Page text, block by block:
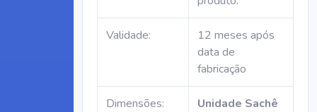
Validade:
12 meses após
data de
fabricação
Dimensões:
Unidade Sachê